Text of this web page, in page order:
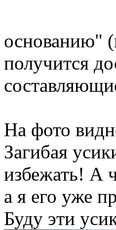
основанию"
получится
На фото
Загибая
избежать! А
а я его уже
Буду эти